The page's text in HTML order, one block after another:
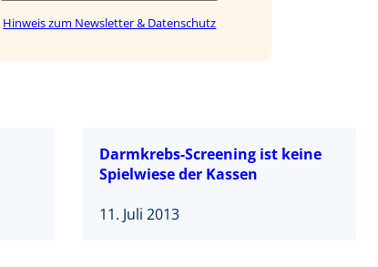
Hinweis zum Newsletter & Datenschutz
Darmkrebs-Screening ist keine
Spielwiese der Kassen
11. Juli 2013